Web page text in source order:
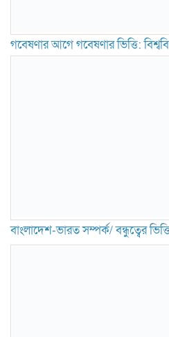
গবেষণার আগে গবেষণার ভিত্তি:
বাংলাদেশ-ভারত সম্পর্ক/ বন্ধুত্বের